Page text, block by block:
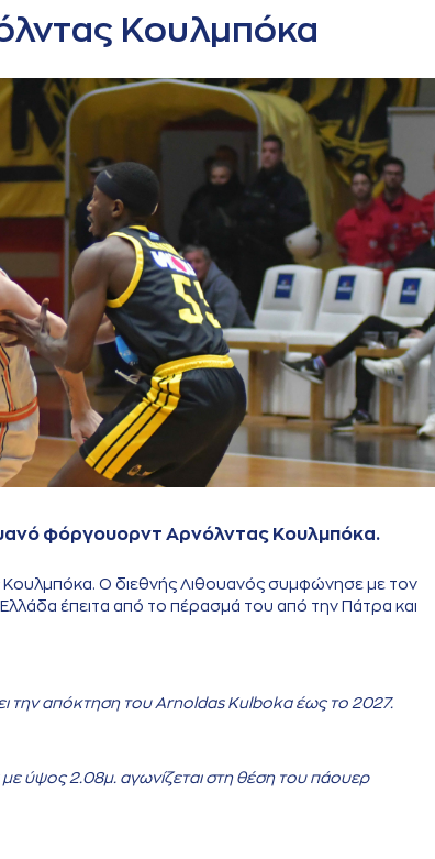
Κουλμπόκα
φόργουορντ Αρνόλντας Κουλμπόκα.
Ο διεθνής Λιθουανός συμφώνησε με τον
έπειτα από το πέρασμά του από την Πάτρα και
την απόκτηση του Arnoldas Kulboka έως το 2027.
ύψος 2.08μ. αγωνίζεται στη θέση του πάουερ